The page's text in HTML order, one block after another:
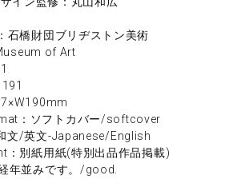
石橋財団ブリヂストン美術
of Art
：ソフトカバー/softcover
文/英文-Japanese/English
：別紙用紙(特別出品作品掲載)
年並みです。/good.